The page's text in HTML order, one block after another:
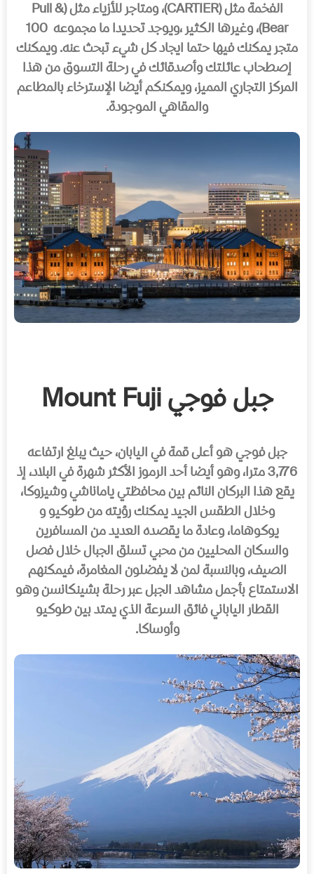
الفخمة مثل (CARTIER)، ومتاجر للأزياء مثل (Pull &
Bear)، وغيرها الكثير ،ويوجد تحديدا ما مجموعه 100
متجر يمكنك فيها حتما ايجاد كل شيء تبحث عنه. ويمكنك
إصطحاب عائلتك وأصدقائك في رحلة التسوق من هذا
المركز التجاري المميز، ويمكنكم أيضا الإسترخاء بالمطاعم
والمقاهي الموجودة.
جبل فوجي Mount Fuji
جبل فوجيهو أعلى قمة في اليابان، حيث يبلغ ارتفاعه
3,776 مترا، وهو أيضا أحد الرموز الأكثر شهرة في البلاد، إذ
يقع هذا البركان النائم بين محافظتي ياماناشي وشيزوكا،
وخلال الطقس الجيد يمكنك رؤيته من طوكيو و
يوكوهاما، وعادة ما يقصده العديد من المسافرين
والسكان المحليين من محبي تسلق الجبال خلال فصل
الصيف، وبالنسبة لمن لا يفضلون المغامرة، فيمكنهم
الاستمتاع بأجمل مشاهد الجبل عبر رحلة بشينكانسن وهو
القطار الياباني فائق السرعة الذي يمتد بين طوكيو
وأوساكا.